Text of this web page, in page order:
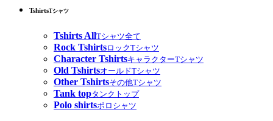
TshirtsTシャツ
Tshirts AllTシャツ全て
Rock TshirtsロックTシャツ
Character TshirtsキャラクターTシャツ
Old TshirtsオールドTシャツ
Other Tshirtsその他Tシャツ
Tank topタンクトップ
Polo shirtsポロシャツ